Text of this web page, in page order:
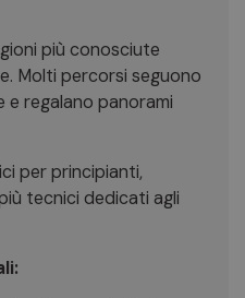
più conosciute
Molti percorsi seguono
regalano panorami
per principianti,
tecnici dedicati agli